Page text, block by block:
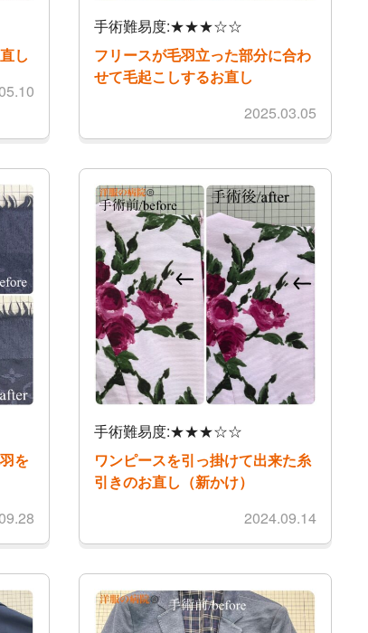
し
手術難易度:★★★☆☆
フリースが毛羽立った部分に合わ
せて毛起こしするお直し
2025.03.05
を
手術難易度:★★★☆☆
ワンピースを引っ掛けて出来た糸
引きのお直し（新かけ）
2024.09.14